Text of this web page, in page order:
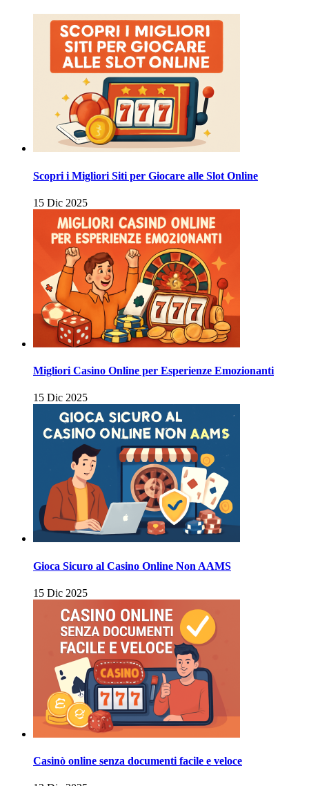
Scopri i Migliori Siti per Giocare alle Slot Online
15 Dic 2025
Migliori Casino Online per Esperienze Emozionanti
15 Dic 2025
Gioca Sicuro al Casino Online Non AAMS
15 Dic 2025
Casinò online senza documenti facile e veloce